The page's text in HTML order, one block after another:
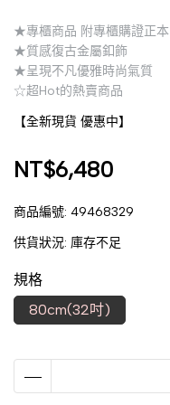
★專櫃商品 附專櫃購證正本
★質感復古金屬釦飾
★呈現不凡優雅時尚氣質
☆超Hot的熱賣商品
【全新現貨 優惠中】
NT$6,480
商品編號: 49468329
供貨狀況: 庫存不足
規格
80cm(32吋)